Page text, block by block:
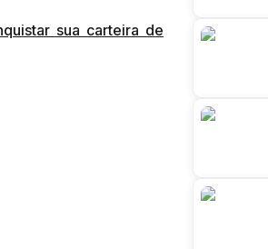
sua carteira de